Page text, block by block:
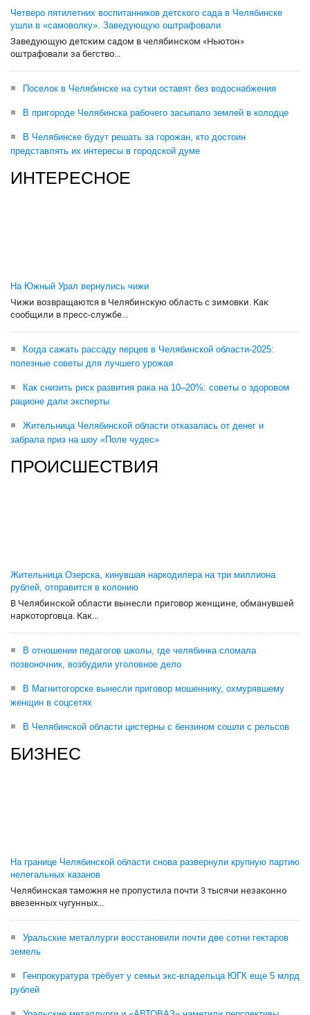
Четверо пятилетних воспитанников детского сада в Челябинске
ушли в «самоволку». Заведующую оштрафовали
Заведующую детским садом в челябинском «Ньютон»
оштрафовали за бегство...
Поселок в Челябинске на сутки оставят без водоснабжения
В пригороде Челябинска рабочего засыпало землей в колодце
В Челябинске будут решать за горожан, кто достоин
представлять их интересы в городской думе
ИНТЕРЕСНОЕ
На Южный Урал вернулись чижи
Чижи возвращаются в Челябинскую область с зимовки. Как
сообщили в пресс-службе...
Когда сажать рассаду перцев в Челябинской области-2025:
полезные советы для лучшего урожая
Как снизить риск развития рака на 10–20%: советы о здоровом
рационе дали эксперты
Жительница Челябинской области отказалась от денег и
забрала приз на шоу «Поле чудес»
ПРОИСШЕСТВИЯ
Жительница Озерска, кинувшая наркодилера на три миллиона
рублей, отправится в колонию
В Челябинской области вынесли приговор женщине, обманувшей
наркоторговца. Как...
В отношении педагогов школы, где челябинка сломала
позвоночник, возбудили уголовное дело
В Магнитогорске вынесли приговор мошеннику, охмурявшему
женщин в соцсетях
В Челябинской области цистерны с бензином сошли с рельсов
БИЗНЕС
На границе Челябинской области снова развернули крупную партию
нелегальных казанов
Челябинская таможня не пропустила почти 3 тысячи незаконно
ввезенных чугунных...
Уральские металлурги восстановили почти две сотни гектаров
земель
Генпрокуратура требует у семьи экс-владельца ЮГК еще 5 млрд
рублей